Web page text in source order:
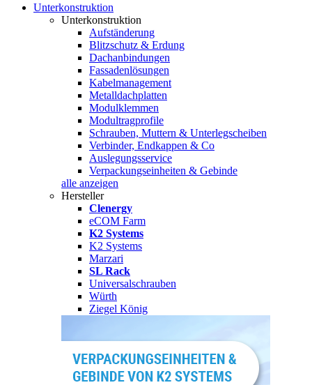
Unterkonstruktion
Unterkonstruktion
Aufständerung
Blitzschutz & Erdung
Dachanbindungen
Fassadenlösungen
Kabelmanagement
Metalldachplatten
Modulklemmen
Modultragprofile
Schrauben, Muttern & Unterlegscheiben
Verbinder, Endkappen & Co
Auslegungsservice
Verpackungseinheiten & Gebinde
alle anzeigen
Hersteller
Clenergy
eCOM Farm
K2 Systems
K2 Systems
Marzari
SL Rack
Universalschrauben
Würth
Ziegel König